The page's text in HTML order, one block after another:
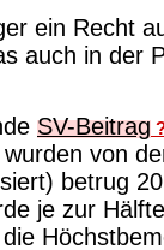
ein Recht
auch in der
SV-Beitrag
von
betrug
je zur